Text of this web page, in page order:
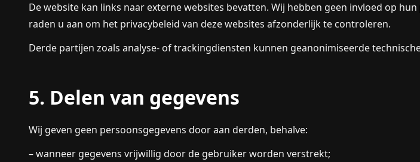
De website kan links naar externe websites bevatten. Wij hebben geen invloed op
raden u aan om het privacybeleid van deze websites afzonderlijk te controleren.
Derde partijen zoals analyse- of trackingdiensten kunnen geanonimiseerde
5. Delen van gegevens
Wij geven geen persoonsgegevens door aan derden, behalve:
– wanneer gegevens vrijwillig door de gebruiker worden verstrekt;